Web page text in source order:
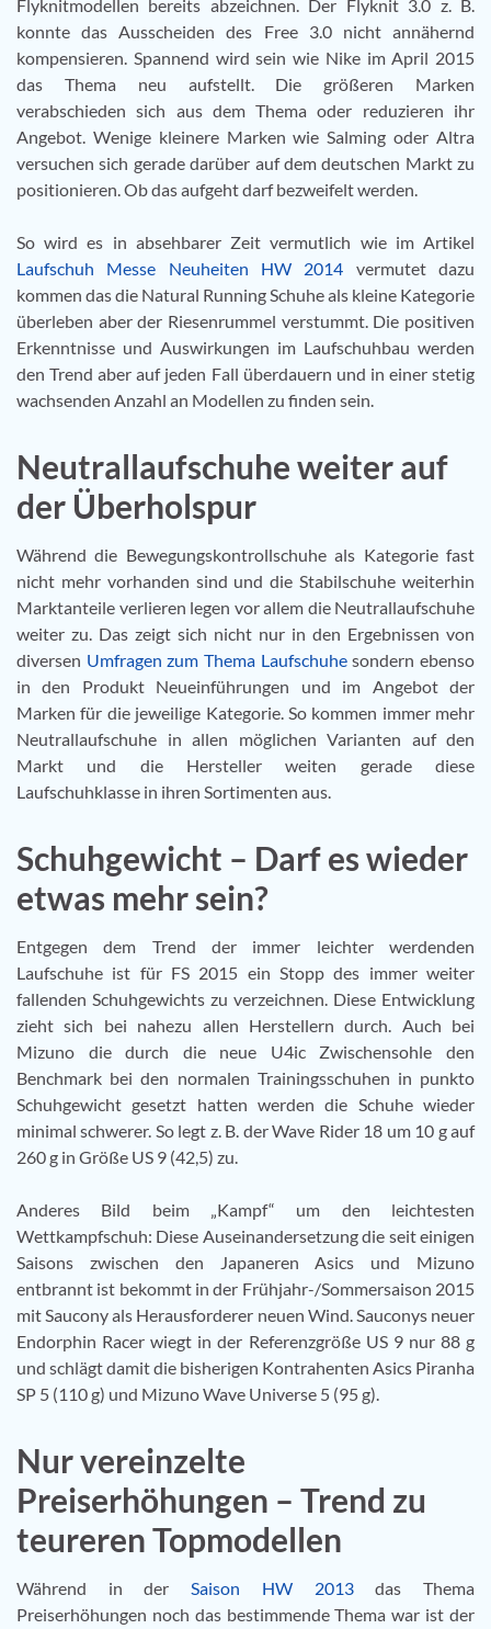
Flyknitmodellen bereits abzeichnen. Der Flyknit 3.0 z. B.
konnte das Ausscheiden des Free 3.0 nicht annähernd
kompensieren. Spannend wird sein wie Nike im April 2015
das Thema neu aufstellt. Die größeren Marken
verabschieden sich aus dem Thema oder reduzieren ihr
Angebot. Wenige kleinere Marken wie Salming oder Altra
versuchen sich gerade darüber auf dem deutschen Markt zu
positionieren. Ob das aufgeht darf bezweifelt werden.
So wird es in absehbarer Zeit vermutlich wie im Artikel
Laufschuh Messe Neuheiten HW 2014 vermutet dazu
kommen das die Natural Running Schuhe als kleine Kategorie
überleben aber der Riesenrummel verstummt. Die positiven
Erkenntnisse und Auswirkungen im Laufschuhbau werden
den Trend aber auf jeden Fall überdauern und in einer stetig
wachsenden Anzahl an Modellen zu finden sein.
Neutrallaufschuhe weiter auf
der Überholspur
Während die Bewegungskontrollschuhe als Kategorie fast
nicht mehr vorhanden sind und die Stabilschuhe weiterhin
Marktanteile verlieren legen vor allem die Neutrallaufschuhe
weiter zu. Das zeigt sich nicht nur in den Ergebnissen von
diversen Umfragen zum Thema Laufschuhesondern ebenso
in den Produkt Neueinführungen und im Angebot der
Marken für die jeweilige Kategorie. So kommen immer mehr
Neutrallaufschuhe in allen möglichen Varianten auf den
Markt und die Hersteller weiten gerade diese
Laufschuhklasse in ihren Sortimenten aus.
Schuhgewicht – Darf es wieder
etwas mehr sein?
Entgegen dem Trend der immer leichter werdenden
Laufschuhe ist für FS 2015 ein Stopp des immer weiter
fallenden Schuhgewichts zu verzeichnen. Diese Entwicklung
zieht sich bei nahezu allen Herstellern durch. Auch bei
Mizuno die durch die neue U4ic Zwischensohle den
Benchmark bei den normalen Trainingsschuhen in punkto
Schuhgewicht gesetzt hatten werden die Schuhe wieder
minimal schwerer. So legt z. B. der Wave Rider 18 um 10 g auf
260 g in Größe US 9 (42,5) zu.
Anderes Bild beim „Kampf“ um den leichtesten
Wettkampfschuh: Diese Auseinandersetzung die seit einigen
Saisons zwischen den Japaneren Asics und Mizuno
entbrannt ist bekommt in der Frühjahr-/Sommersaison 2015
mit Saucony als Herausforderer neuen Wind. Sauconys neuer
Endorphin Racer wiegt in der Referenzgröße US 9 nur 88 g
und schlägt damit die bisherigen Kontrahenten Asics Piranha
SP 5 (110 g) und Mizuno Wave Universe 5 (95 g).
Nur vereinzelte
Preiserhöhungen – Trend zu
teureren Topmodellen
Während in derSaison HW 2013das Thema
Preiserhöhungen noch das bestimmende Thema war ist der